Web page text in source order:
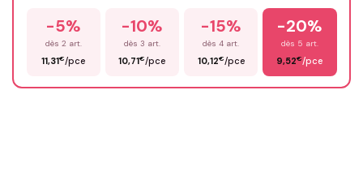
Prénom*
-5%
dès 2 art.
11,31€/pce
-10%
dès 3 art.
10,71€/pce
-15%
dès 4 art.
10,12€/pce
-20%
dès 5 art.
9,52€/pce